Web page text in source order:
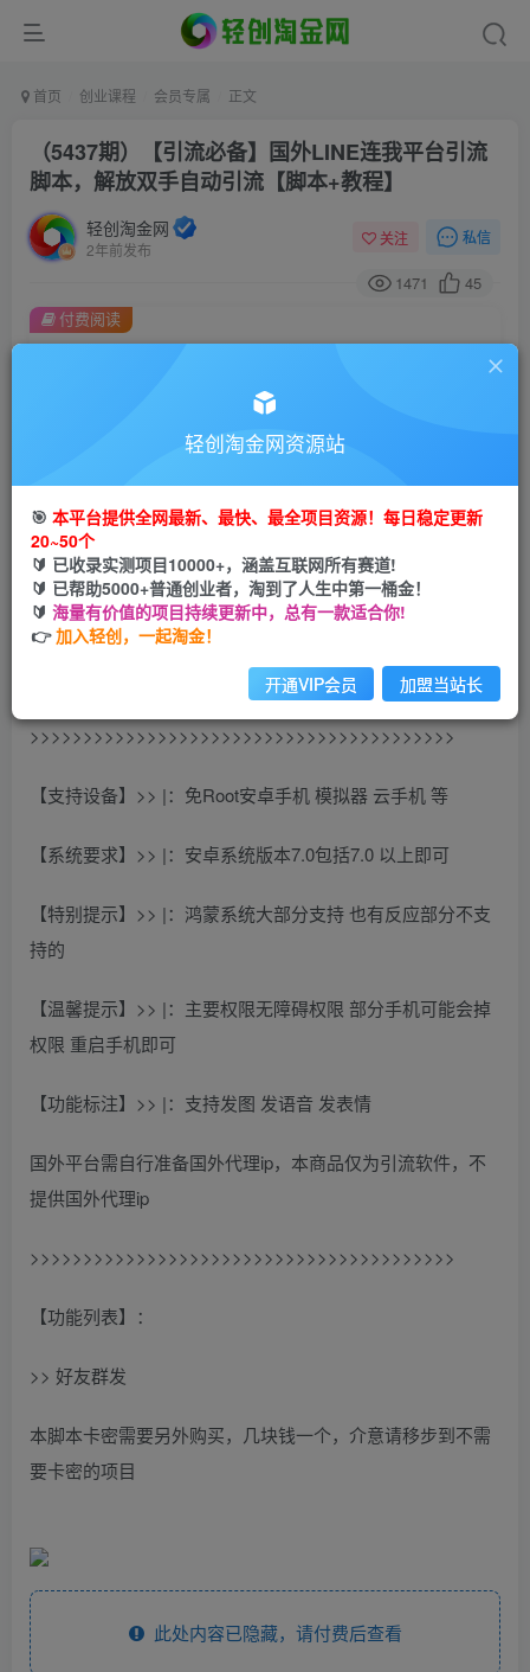
首页 创业课程 会员专属 正文
（5437期）【引流必备】国外LINE连我平台引流
脚本，解放双手自动引流【脚本+教程】
轻创淘金网
2年前发布
关注 私信
1471 45
会员专属资源
您暂无购买权限，请先开通会员
开通会员
付费阅读
>>>>>>>>>>>>>>>>>>>>>>>>>>>>>>>>>>>>>>>>
【支持设备】>> |：免Root安卓手机 模拟器 云手机 等
【系统要求】>> |：安卓系统版本7.0包括7.0 以上即可
【特别提示】>> |：鸿蒙系统大部分支持 也有反应部分不支
持的
【温馨提示】>> |：主要权限无障碍权限 部分手机可能会掉
权限 重启手机即可
【功能标注】>> |：支持发图 发语音 发表情
国外平台需自行准备国外代理ip，本商品仅为引流软件，不
提供国外代理ip
>>>>>>>>>>>>>>>>>>>>>>>>>>>>>>>>>>>>>>>>
【功能列表】：
>> 好友群发
本脚本卡密需要另外购买，几块钱一个，介意请移步到不需
要卡密的项目
此处内容已隐藏，请付费后查看
轻创淘金网资源站
🎯 本平台提供全网最新、最快、最全项目资源！每日稳定更新
20~50个
🔰 已收录实测项目10000+，涵盖互联网所有赛道!
🔰 已帮助5000+普通创业者，淘到了人生中第一桶金！
🔰 海量有价值的项目持续更新中，总有一款适合你!
👉加入轻创，一起淘金！
开通VIP会员 加盟当站长